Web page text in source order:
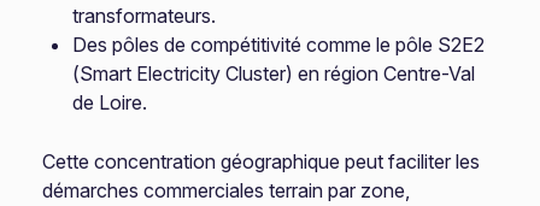
transformateurs.
Des pôles de compétitivité comme le pôle S2E2
(Smart Electricity Cluster) en région Centre-Val
de Loire.
Cette concentration géographique peut faciliter les
démarches commerciales terrain par zone,